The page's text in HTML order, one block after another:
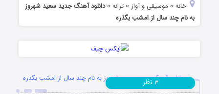
خانه » موسیقی و آواز »ترانه »دانلود آهنگ جدید سعید شهروز
به نام چند سال از امشب بگذره
دانلود آهنگ جدید سعید شهروز به نام چند سال از امشب بگذره
۳ نظر